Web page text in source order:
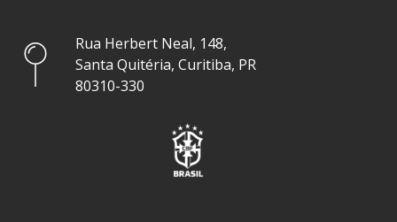
Rua Herbert Neal, 148,
Santa Quitéria, Curitiba, PR
80310-330